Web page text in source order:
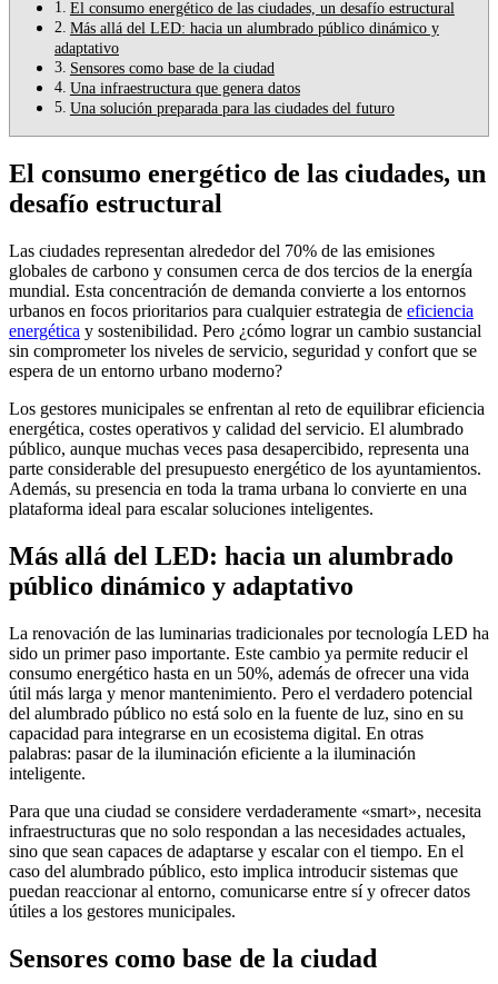
El consumo energético de las ciudades, un desafío estructural
Más allá del LED: hacia un alumbrado público dinámico y
adaptativo
Sensores como base de la ciudad
Una infraestructura que genera datos
Una solución preparada para las ciudades del futuro
El consumo energético de las ciudades, un
desafío estructural
Las ciudades representan alrededor del 70% de las emisiones
globales de carbono y consumen cerca de dos tercios de la energía
mundial. Esta concentración de demanda convierte a los entornos
urbanos en focos prioritarios para cualquier estrategia de eficiencia
energética y sostenibilidad. Pero ¿cómo lograr un cambio sustancial
sin comprometer los niveles de servicio, seguridad y confort que se
espera de un entorno urbano moderno?
Los gestores municipales se enfrentan al reto de equilibrar eficiencia
energética, costes operativos y calidad del servicio. El alumbrado
público, aunque muchas veces pasa desapercibido, representa una
parte considerable del presupuesto energético de los ayuntamientos.
Además, su presencia en toda la trama urbana lo convierte en una
plataforma ideal para escalar soluciones inteligentes.
Más allá del LED: hacia un alumbrado
público dinámico y adaptativo
La renovación de las luminarias tradicionales por tecnología LED ha
sido un primer paso importante. Este cambio ya permite reducir el
consumo energético hasta en un 50%, además de ofrecer una vida
útil más larga y menor mantenimiento. Pero el verdadero potencial
del alumbrado público no está solo en la fuente de luz, sino en su
capacidad para integrarse en un ecosistema digital. En otras
palabras: pasar de la iluminación eficiente a la iluminación
inteligente.
Para que una ciudad se considere verdaderamente «smart», necesita
infraestructuras que no solo respondan a las necesidades actuales,
sino que sean capaces de adaptarse y escalar con el tiempo. En el
caso del alumbrado público, esto implica introducir sistemas que
puedan reaccionar al entorno, comunicarse entre sí y ofrecer datos
útiles a los gestores municipales.
Sensores como base de la ciudad